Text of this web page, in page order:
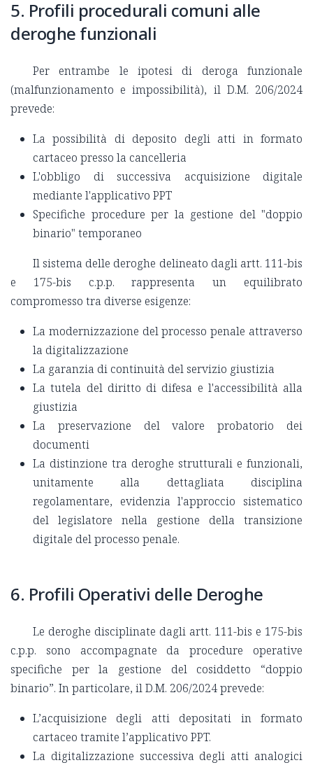
5. Profili procedurali comuni alle
deroghe funzionali
Per entrambe le ipotesi di deroga funzionale
(malfunzionamento e impossibilità), il D.M. 206/2024
prevede:
La possibilità di deposito degli atti in formato
cartaceo presso la cancelleria
L'obbligo di successiva acquisizione digitale
mediante l'applicativo PPT
Specifiche procedure per la gestione del "doppio
binario" temporaneo
Il sistema delle deroghe delineato dagli artt. 111-bis
e 175-bis c.p.p. rappresenta un equilibrato
compromesso tra diverse esigenze:
La modernizzazione del processo penale attraverso
la digitalizzazione
La garanzia di continuità del servizio giustizia
La tutela del diritto di difesa e l'accessibilità alla
giustizia
La preservazione del valore probatorio dei
documenti
La distinzione tra deroghe strutturali e funzionali,
unitamente alla dettagliata disciplina
regolamentare, evidenzia l'approccio sistematico
del legislatore nella gestione della transizione
digitale del processo penale.
6. Profili Operativi delle Deroghe
Le deroghe disciplinate dagli artt. 111-bis e 175-bis
c.p.p. sono accompagnate da procedure operative
specifiche per la gestione del cosiddetto “doppio
binario”. In particolare, il D.M. 206/2024 prevede:
L’acquisizione degli atti depositati in formato
cartaceo tramite l’applicativo PPT.
La digitalizzazione successiva degli atti analogici